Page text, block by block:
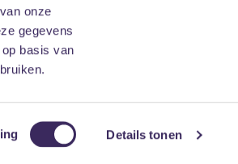
onze
gegevens
basis van
Details tonen